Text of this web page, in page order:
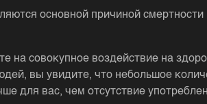
основной причиной смертности
на совокупное воздействие на
вы увидите, что небольшое
для вас, чем отсутствие